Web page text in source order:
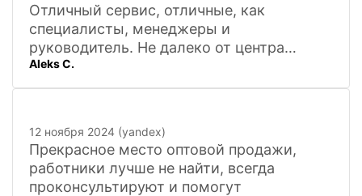
Отличный сервис, отличные, как
специалисты, менеджеры и
руководитель. Не далеко от центра
города, 20 минут
Aleks C.
12 ноября 2024 (yandex)
Прекрасное место оптовой продажи,
работники лучше не найти, всегда
проконсультируют и помогут